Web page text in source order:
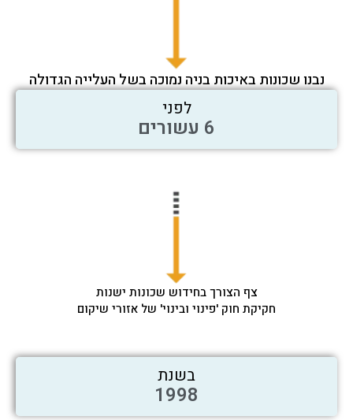
נבנו שכונות באיכות בניה נמוכה בשל העלייה הגדולה
לפני
6 עשורים
צף הצורך בחידוש שכונות ישנות
חקיקת חוק 'פינוי ובינוי' של אזורי שיקום
בשנת
1998